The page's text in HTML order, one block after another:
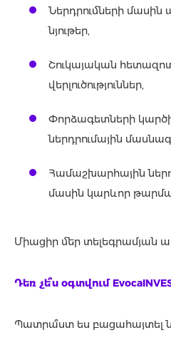
Ներդրումների
նյութեր,
Շուկայական
վերլուծություններ,
Փորձագետների
ներդրումային
Համաշխարհային
մասին կարևոր
Միացիր մեր տելեգրամյան
Դեռ չե՞ս օգտվում
Պատրա՞ստ ես բացահայտել